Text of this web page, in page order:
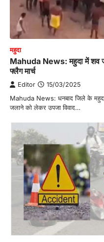
महुदा
Mahuda News: महुदा में शव
फ्लैग मार्च
Editor 15/03/2025
Mahuda News: धनबाद जिले के महुदा
जलाने को लेकर उपजा विवाद…